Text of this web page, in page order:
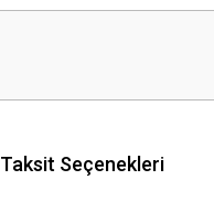
Taksit Seçenekleri